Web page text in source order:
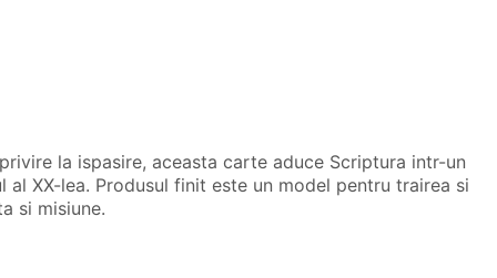
la ispasire, aceasta carte aduce Scriptura intr-un
XX-lea. Produsul finit este un model pentru trairea si
si misiune.